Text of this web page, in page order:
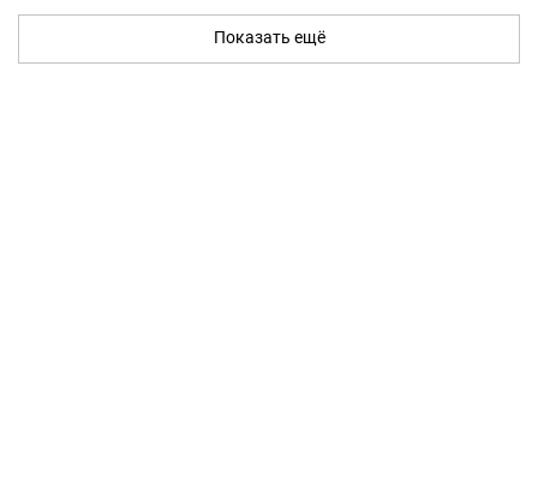
Показать ещё